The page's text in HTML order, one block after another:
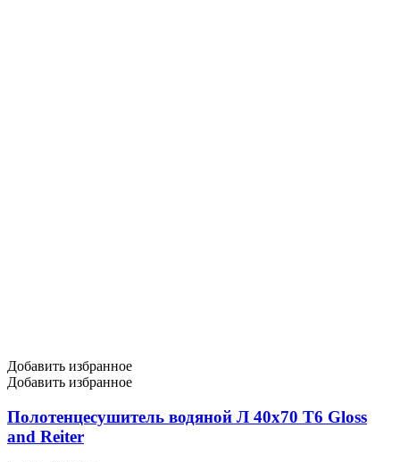
Добавить избранное
Добавить избранное
Полотенцесушитель водяной Л 40х70 Т6 Gloss
and Reiter